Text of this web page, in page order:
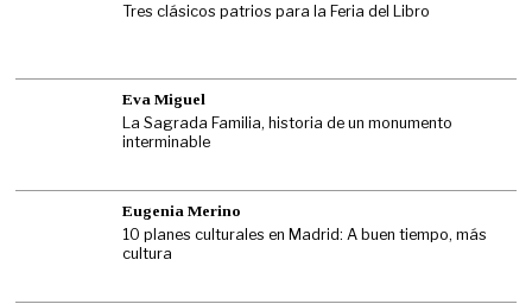
Tres clásicos patrios para la Feria del Libro
Eva Miguel
La Sagrada Familia, historia de un monumento
interminable
Eugenia Merino
10 planes culturales en Madrid: A buen tiempo, más
cultura